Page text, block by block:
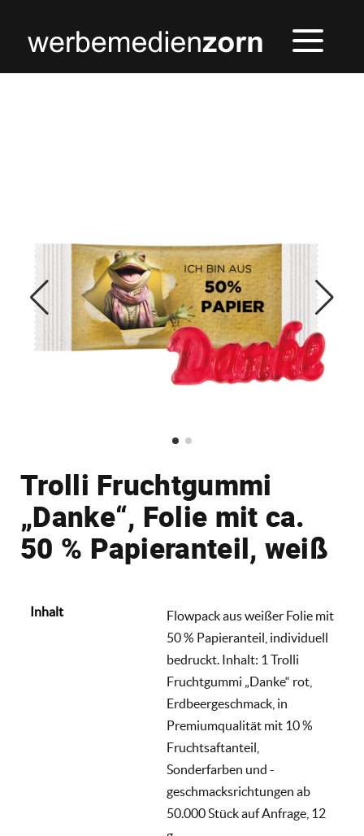
Trolli Fruchtgummi
„Danke“, Folie mit ca.
50 % Papieranteil, weiß
Inhalt
Flowpack aus weißer Folie mit
50 % Papieranteil, individuell
bedruckt. Inhalt: 1 Trolli
Fruchtgummi „Danke“ rot,
Erdbeergeschmack, in
Premiumqualität mit 10 %
Fruchtsaftanteil,
Sonderfarben und -
geschmacksrichtungen ab
50.000 Stück auf Anfrage, 12